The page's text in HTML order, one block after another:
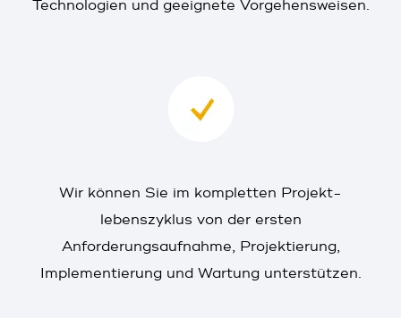
Technologien und geeignete Vorgehensweisen.
Wir können Sie im kompletten Projekt-
lebenszyklus von der ersten
Anforderungsaufnahme, Projektierung,
Implementierung und Wartung unterstützen.